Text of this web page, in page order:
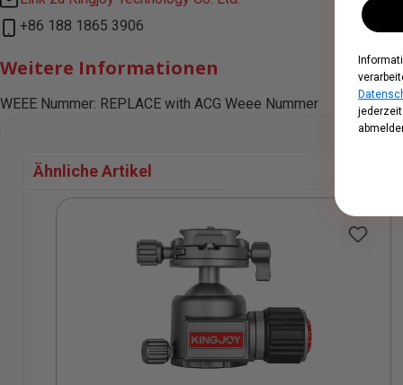
+86 188 1865 3906
Weitere Informationen
WEEE Nummer: REPLACE with ACG Weee Nummer
Ähnliche Artikel
Produktgalerie überspringen